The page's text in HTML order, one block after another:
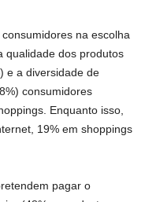
na escolha
qualidade dos produtos
e a diversidade de
consumidores
Enquanto isso,
19% em shoppings
pagar o